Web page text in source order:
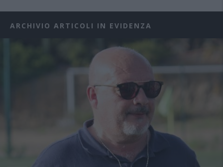
ARCHIVIO ARTICOLI IN EVIDENZA